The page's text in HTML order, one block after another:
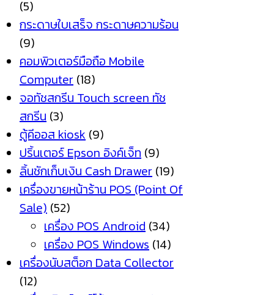
(5)
กระดาษใบเสร็จ กระดาษความร้อน
(9)
คอมพิวเตอร์มือถือ Mobile
Computer (18)
จอทัชสกรีน Touch screen ทัช
สกรีน (3)
ตู้คีออส kiosk (9)
ปริ้นเตอร์ Epson อิงค์เจ็ท (9)
ลิ้นชักเก็บเงิน Cash Drawer (19)
เครื่องขายหน้าร้าน POS (Point Of
Sale) (52)
เครื่อง POS Android (34)
เครื่อง POS Windows (14)
เครื่องนับสต็อก Data Collector
(12)